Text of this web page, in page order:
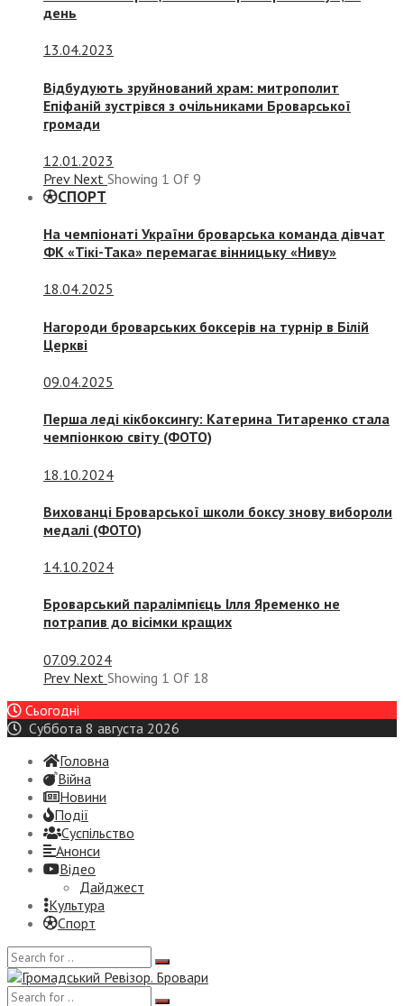
день
13.04.2023
Відбудують зруйнований храм: митрополит
Епіфаній зустрівся з очільниками Броварської
громади
12.01.2023
Prev Next Showing 1 Of 9
СПОРТ
На чемпіонаті України броварська команда дівчат
ФК «Тікі-Така» перемагає вінницьку «Ниву»
18.04.2025
Нагороди броварських боксерів на турнір в Білій
Церкві
09.04.2025
Перша леді кікбоксингу: Катерина Титаренко стала
чемпіонкою світу (ФОТО)
18.10.2024
Вихованці Броварської школи боксу знову вибороли
медалі (ФОТО)
14.10.2024
Броварський паралімпієць Ілля Яременко не
потрапив до вісімки кращих
07.09.2024
Prev Next Showing 1 Of 18
Сьогодні
Суббота 8 августа 2026
Головна
Війна
Новини
Події
Суспiльство
Анонси
Відео
Дайджест
Культура
Спорт